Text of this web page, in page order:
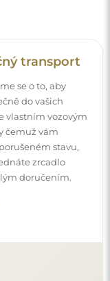
montáž je
každého prostoru
To vám